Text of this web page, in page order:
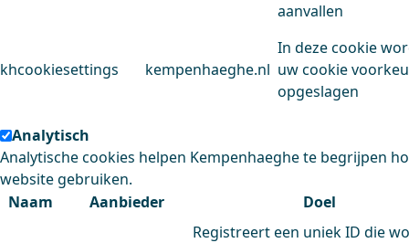
aanvallen
khcookiesettings kempenhaeghe.nl
In deze cookie
uw cookie
opgeslagen
Analytisch
Analytische cookies helpen Kempenhaeghe te begrijpen
website gebruiken.
Naam
Aanbieder Doel
Registreert een uniek ID die